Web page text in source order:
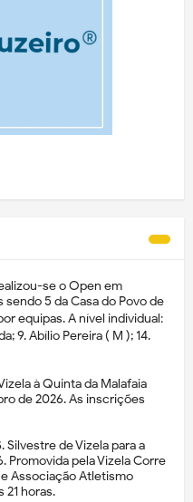
se o Open em
5 da Casa do Povo de
equipas. A nível individual:
9. Abílio Pereira ( M ); 14.
à Quinta da Malafaia
de 2026. As inscrições
Silvestre de Vizela para a
Promovida pela Vizela Corre
Associação Atletismo
21 horas.